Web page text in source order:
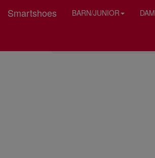
Smartshoes BARN/JUNIOR DAM